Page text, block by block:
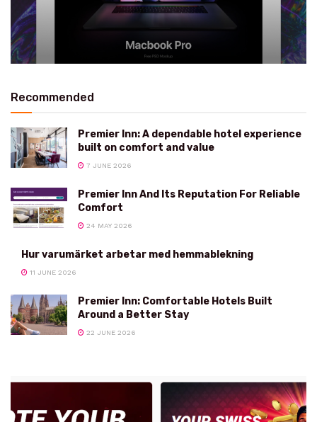
Recommended
Premier Inn: A dependable hotel experience
built on comfort and value
7 JUNE 2026
Premier Inn And Its Reputation For Reliable
Comfort
24 MAY 2026
Hur varumärket arbetar med hemmablekning
11 JUNE 2026
Premier Inn: Comfortable Hotels Built
Around a Better Stay
22 JUNE 2026